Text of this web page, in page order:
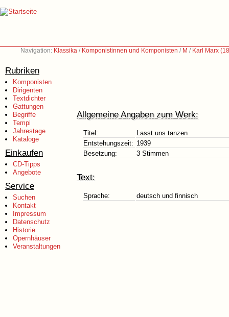
Navigation: Klassika / Komponistinnen und Komponisten / M / Karl Marx
Rubriken
Komponisten
Dirigenten
Textdichter
Gattungen
Begriffe
Tempi
Jahrestage
Kataloge
Einkaufen
CD-Tipps
Angebote
Service
Suchen
Kontakt
Impressum
Datenschutz
Historie
Opernhäuser
Veranstaltungen
Allgemeine Angaben zum Werk:
Titel:
Lasst uns tanzen
Entstehungszeit: 1939
Besetzung:
3 Stimmen
Text:
Sprache: deutsch und finnisch